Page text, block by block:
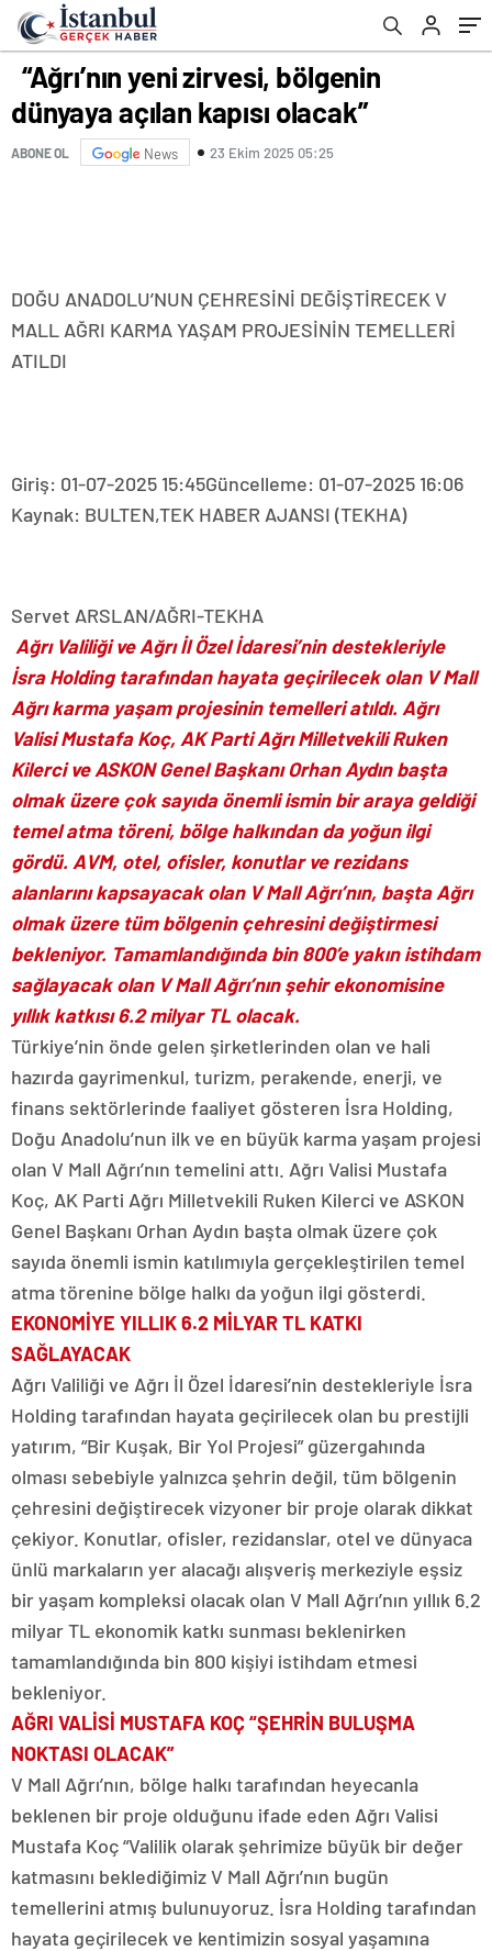
“Ağrı’nın yeni zirvesi, bölgenin
dünyaya açılan kapısı olacak”
ABONE OL News 23 Ekim 2025 05:25
DOĞU ANADOLU’NUN ÇEHRESİNİ DEĞİŞTİRECEK V
MALL AĞRI KARMA YAŞAM PROJESİNİN TEMELLERİ
ATILDI
Giriş: 01-07-2025 15:45Güncelleme: 01-07-2025 16:06
Kaynak: BULTEN,TEK HABER AJANSI (TEKHA)
Servet ARSLAN/AĞRI-TEKHA
Ağrı Valiliği ve Ağrı İl Özel İdaresi’nin destekleriyle
İsra Holding tarafından hayata geçirilecek olan V Mall
Ağrı karma yaşam projesinin temelleri atıldı. Ağrı
Valisi Mustafa Koç, AK Parti Ağrı Milletvekili Ruken
Kilerci ve ASKON Genel Başkanı Orhan Aydın başta
olmak üzere çok sayıda önemli ismin bir araya geldiği
temel atma töreni, bölge halkından da yoğun ilgi
gördü. AVM, otel, ofisler, konutlar ve rezidans
alanlarını kapsayacak olan V Mall Ağrı’nın, başta Ağrı
olmak üzere tüm bölgenin çehresini değiştirmesi
bekleniyor. Tamamlandığında bin 800’e yakın istihdam
sağlayacak olan V Mall Ağrı’nın şehir ekonomisine
yıllık katkısı 6.2 milyar TL olacak.
Türkiye’nin önde gelen şirketlerinden olan ve hali
hazırda gayrimenkul, turizm, perakende, enerji, ve
finans sektörlerinde faaliyet gösteren İsra Holding,
Doğu Anadolu’nun ilk ve en büyük karma yaşam projesi
olan V Mall Ağrı’nın temelini attı. Ağrı Valisi Mustafa
Koç, AK Parti Ağrı Milletvekili Ruken Kilerci ve ASKON
Genel Başkanı Orhan Aydın başta olmak üzere çok
sayıda önemli ismin katılımıyla gerçekleştirilen temel
atma törenine bölge halkı da yoğun ilgi gösterdi.
EKONOMİYE YILLIK 6.2 MİLYAR TL KATKI
SAĞLAYACAK
Ağrı Valiliği ve Ağrı İl Özel İdaresi’nin destekleriyle İsra
Holding tarafından hayata geçirilecek olan bu prestijli
yatırım, “Bir Kuşak, Bir Yol Projesi” güzergahında
olması sebebiyle yalnızca şehrin değil, tüm bölgenin
çehresini değiştirecek vizyoner bir proje olarak dikkat
çekiyor. Konutlar, ofisler, rezidanslar, otel ve dünyaca
ünlü markaların yer alacağı alışveriş merkeziyle eşsiz
bir yaşam kompleksi olacak olan V Mall Ağrı’nın yıllık 6.2
milyar TL ekonomik katkı sunması beklenirken
tamamlandığında bin 800 kişiyi istihdam etmesi
bekleniyor.
AĞRI VALİSİ MUSTAFA KOÇ “ŞEHRİN BULUŞMA
NOKTASI OLACAK”
V Mall Ağrı’nın, bölge halkı tarafından heyecanla
beklenen bir proje olduğunu ifade eden Ağrı Valisi
Mustafa Koç “Valilik olarak şehrimize büyük bir değer
katmasını beklediğimiz V Mall Ağrı’nın bugün
temellerini atmış bulunuyoruz. İsra Holding tarafından
hayata geçirilecek ve kentimizin sosyal yaşamına